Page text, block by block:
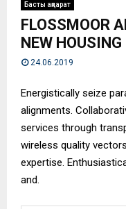
Басты ақпарат
FLOSSMOOR
NEW HOUSING
24.06.2019
Energistically seize
alignments.
services through
wireless quality
expertise.
and.